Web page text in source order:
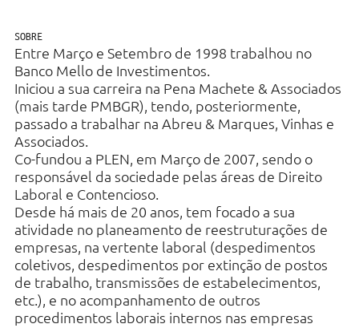
SOBRE
Entre Março e Setembro de 1998 trabalhou no
Banco Mello de Investimentos.
Iniciou a sua carreira na Pena Machete & Associados
(mais tarde PMBGR), tendo, posteriormente,
passado a trabalhar na Abreu & Marques, Vinhas e
Associados.
Co-fundou a PLEN, em Março de 2007, sendo o
responsável da sociedade pelas áreas de Direito
Laboral e Contencioso.
Desde há mais de 20 anos, tem focado a sua
atividade no planeamento de reestruturações de
empresas, na vertente laboral (despedimentos
coletivos, despedimentos por extinção de postos
de trabalho, transmissões de estabelecimentos,
etc.), e no acompanhamento de outros
procedimentos laborais internos nas empresas